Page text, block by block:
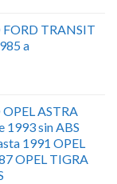
TRANSIT
a
ASTRA
1993 sin ABS
1991 OPEL
OPEL TIGRA